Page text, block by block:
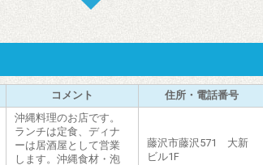
コメント 住所・電話番号
沖縄料理のお店です。
ランチは定食、ディナ
ーは居酒屋として営業
します。沖縄食材・泡
藤沢市藤沢571 大新
ビル1F